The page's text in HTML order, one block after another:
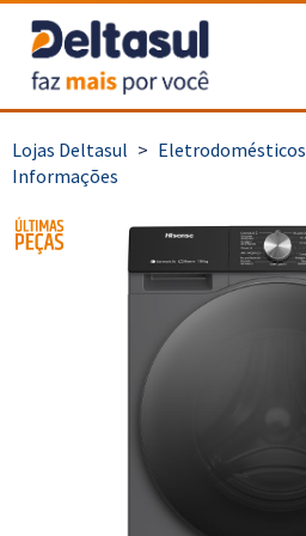
> Eletrodomésticos
Informações